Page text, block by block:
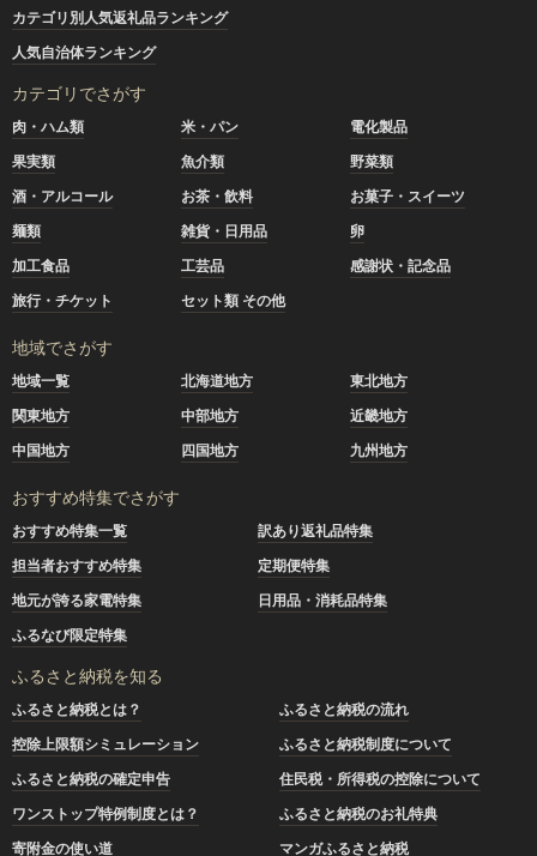
カテゴリ別人気返礼品ランキング
人気自治体ランキング
カテゴリでさがす
肉・ハム類 米・パン
電化製品
果実類
魚介類
野菜類
酒・アルコール
お茶・飲料
お菓子・スイーツ
麺類
雑貨・日用品
卵
加工食品
工芸品
感謝状・記念品
旅行・チケット
セット類 その他
地域でさがす
地域一覧 北海道地方
東北地方
関東地方
中部地方
近畿地方
中国地方
四国地方 九州地方
おすすめ特集でさがす
おすすめ特集一覧
訳あり返礼品特集
担当者おすすめ特集
定期便特集
地元が誇る家電特集
日用品・消耗品特集
ふるなび限定特集
ふるさと納税を知る
ふるさと納税とは？
ふるさと納税の流れ
控除上限額シミュレーション
ふるさと納税制度について
ふるさと納税の確定申告
住民税・所得税の控除について
ワンストップ特例制度とは？
ふるさと納税のお礼特典
寄附金の使い道
マンガふるさと納税